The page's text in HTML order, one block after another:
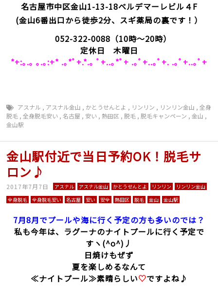
名古屋市中区金山1-13-18ベルデマーレビル４F
(金山6番出口から徒歩2分、スギ薬局の裏です！）
052-322-0088 （10時～20時）
定休日 木曜日
*+:｡.｡ ｡.｡:+* .｡*ﾟ+.*.｡ ﾟ+..｡*ﾟ+ .｡ﾟ+..｡ﾟ+. .｡ﾟ+..｡ﾟ+
アスナル , アスナル金山 , かとうせんとよ , リンリン , リンリン金山 ,全身
脱毛 ,全身脱毛安い ,名古屋 , 安い , 熱田区 ,脱毛 ,脱毛キャンペーン ,金山 ,
金山駅
金山駅付近で当日予約OK！脱毛サ
ロン♪
2017年7月7日 アスナル アスナル金山 かとうせんとよ リンリン
リンリン金山
全身脱毛
全身脱毛安い 名古屋 安い 安全 熱田区 脱毛 金山 金山駅
7月8月でプールや海に行く予定の方も多いのでは？
私も今年は、ラグーナのナイトプールに行く予定で
すヽ(^o^)丿
日焼けもぜず
夏を楽しめるなんて
≪ナイトプール≫素晴らしい♡ですよね♪